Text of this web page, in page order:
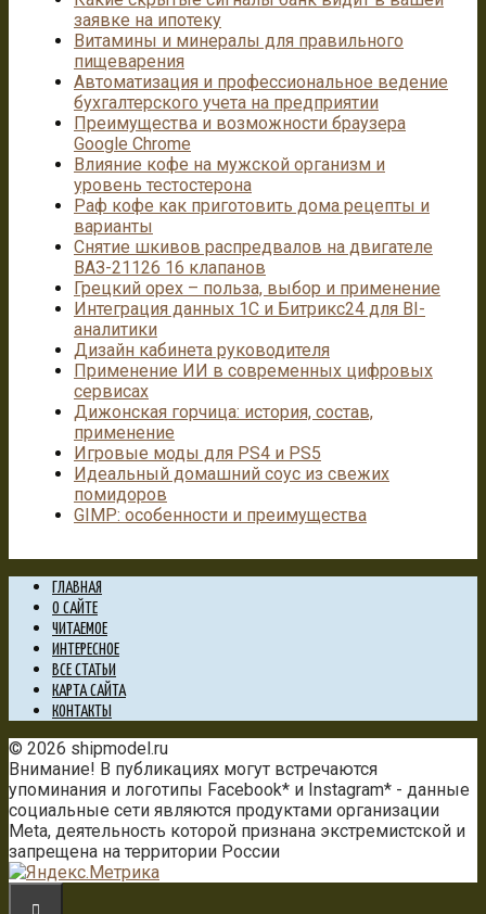
заявке на ипотеку
Витамины и минералы для правильного
пищеварения
Автоматизация и профессиональное ведение
бухгалтерского учета на предприятии
Преимущества и возможности браузера
Google Chrome
Влияние кофе на мужской организм и
уровень тестостерона
Раф кофе как приготовить дома рецепты и
варианты
Снятие шкивов распредвалов на двигателе
ВАЗ-21126 16 клапанов
Грецкий орех – польза, выбор и применение
Интеграция данных 1С и Битрикс24 для BI-
аналитики
Дизайн кабинета руководителя
Применение ИИ в современных цифровых
сервисах
Дижонская горчица: история, состав,
применение
Игровые моды для PS4 и PS5
Идеальный домашний соус из свежих
помидоров
GIMP: особенности и преимущества
ГЛАВНАЯ
О САЙТЕ
ЧИТАЕМОЕ
ИНТЕРЕСНОЕ
ВСЕ СТАТЬИ
КАРТА САЙТА
КОНТАКТЫ
© 2026 shipmodel.ru
Внимание! В публикациях могут встречаются
упоминания и логотипы Facebook* и Instagram* - данные
социальные сети являются продуктами организации
Meta, деятельность которой признана экстремистской и
запрещена на территории России